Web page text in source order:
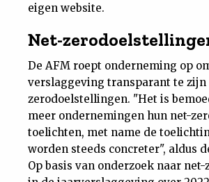
Nieuwsbrief
Contact
eigen website.
Net-
De AFM roept onderneming op
verslaggeving transparant te zijn
zerodoelstellingen. "Het is
meer ondernemingen hun net-
toelichten, met name de
worden steeds concreter", aldus
Op basis van onderzoek naar